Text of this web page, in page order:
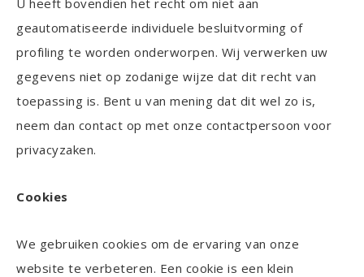
U heeft bovendien het recht om niet aan
geautomatiseerde individuele besluitvorming of
profiling te worden onderworpen. Wij verwerken uw
gegevens niet op zodanige wijze dat dit recht van
toepassing is. Bent u van mening dat dit wel zo is,
neem dan contact op met onze contactpersoon voor
privacyzaken.
Cookies
We gebruiken cookies om de ervaring van onze
website te verbeteren. Een cookie is een klein